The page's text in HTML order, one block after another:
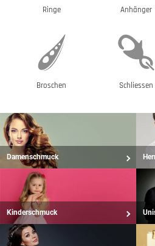
Ringe Anhänger
Broschen Schliessen
Damenschmuck
Kinderschmuck